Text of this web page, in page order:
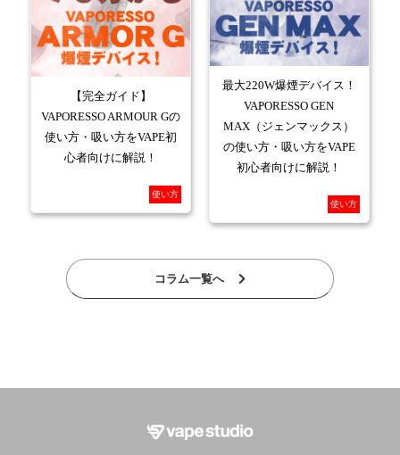
【完全ガイド】
VAPORESSO ARMOUR Gの
使い方・吸い方をVAPE初
心者向けに解説！
使い方
最大220W爆煙デバイス！
VAPORESSO GEN
MAX（ジェンマックス）
の使い方・吸い方をVAPE
初心者向けに解説！
使い方
コラム一覧へ